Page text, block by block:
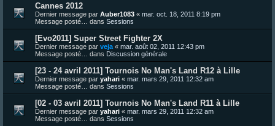
Cannes 2012
Dernier message par Auber1083 « mar. oct. 18, 2011 8:19 pm
Message posté… dans Sessions
[Evo2011] Super Street Fighter 2X
Dernier message par veja « mar. août 02, 2011 12:43 pm
Message posté… dans Discussion générale
[23 - 24 avril 2011] Tournois No Man's Land R12 à Lille
Dernier message par yahari « mar. mars 29, 2011 12:32 am
Message posté… dans Sessions
[02 - 03 avril 2011] Tournois No Man's Land R11 à Lille
Dernier message par yahari « mar. mars 29, 2011 12:32 am
Message posté… dans Sessions